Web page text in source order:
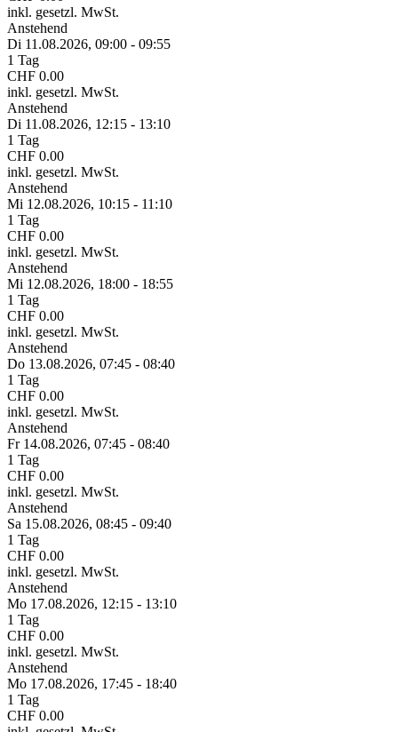
inkl. gesetzl. MwSt.
Anstehend
Di 11.08.2026, 09:00 - 09:55
1 Tag
CHF 0.00
inkl. gesetzl. MwSt.
Anstehend
Di 11.08.2026, 12:15 - 13:10
1 Tag
CHF 0.00
inkl. gesetzl. MwSt.
Anstehend
Mi 12.08.2026, 10:15 - 11:10
1 Tag
CHF 0.00
inkl. gesetzl. MwSt.
Anstehend
Mi 12.08.2026, 18:00 - 18:55
1 Tag
CHF 0.00
inkl. gesetzl. MwSt.
Anstehend
Do 13.08.2026, 07:45 - 08:40
1 Tag
CHF 0.00
inkl. gesetzl. MwSt.
Anstehend
Fr 14.08.2026, 07:45 - 08:40
1 Tag
CHF 0.00
inkl. gesetzl. MwSt.
Anstehend
Sa 15.08.2026, 08:45 - 09:40
1 Tag
CHF 0.00
inkl. gesetzl. MwSt.
Anstehend
Mo 17.08.2026, 12:15 - 13:10
1 Tag
CHF 0.00
inkl. gesetzl. MwSt.
Anstehend
Mo 17.08.2026, 17:45 - 18:40
1 Tag
CHF 0.00